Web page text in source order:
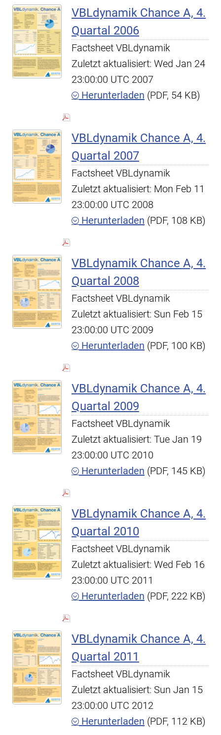
VBLdynamik Chance A, 4.
Quartal 2006
Factsheet VBLdynamik
Zuletzt aktualisiert: Wed Jan 24
23:00:00 UTC 2007
Herunterladen (PDF, 54 KB)
VBLdynamik Chance A, 4.
Quartal 2007
Factsheet VBLdynamik
Zuletzt aktualisiert: Mon Feb 11
23:00:00 UTC 2008
Herunterladen (PDF, 108 KB)
VBLdynamik Chance A, 4.
Quartal 2008
Factsheet VBLdynamik
Zuletzt aktualisiert: Sun Feb 15
23:00:00 UTC 2009
Herunterladen (PDF, 100 KB)
VBLdynamik Chance A, 4.
Quartal 2009
Factsheet VBLdynamik
Zuletzt aktualisiert: Tue Jan 19
23:00:00 UTC 2010
Herunterladen (PDF, 145 KB)
VBLdynamik Chance A, 4.
Quartal 2010
Factsheet VBLdynamik
Zuletzt aktualisiert: Wed Feb 16
23:00:00 UTC 2011
Herunterladen (PDF, 222 KB)
VBLdynamik Chance A, 4.
Quartal 2011
Factsheet VBLdynamik
Zuletzt aktualisiert: Sun Jan 15
23:00:00 UTC 2012
Herunterladen (PDF, 112 KB)